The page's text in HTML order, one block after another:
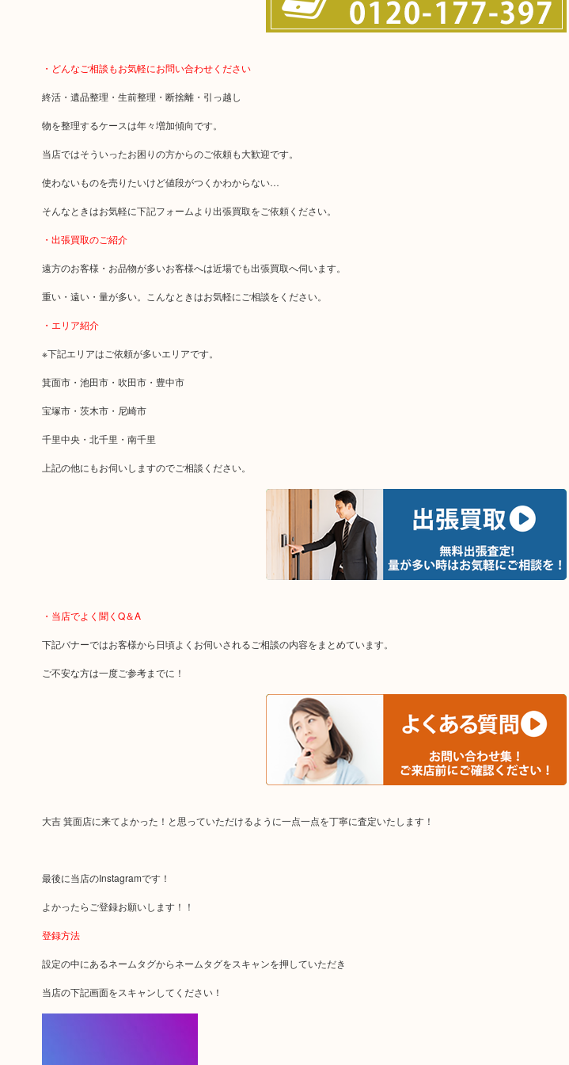
・どんなご相談もお気軽にお問い合わせください
終活・遺品整理・生前整理・断捨離・引っ越し
物を整理するケースは年々増加傾向です。
当店ではそういったお困りの方からのご依頼も大歓迎です。
使わないものを売りたいけど値段がつくかわからない…
そんなときはお気軽に下記フォームより出張買取をご依頼ください。
・出張買取のご紹介
遠方のお客様・お品物が多いお客様へは近場でも出張買取へ伺います。
重い・遠い・量が多い。こんなときはお気軽にご相談をください。
・エリア紹介
※下記エリアはご依頼が多いエリアです。
箕面市・池田市・吹田市・豊中市
宝塚市・茨木市・尼崎市
千里中央・北千里・南千里
上記の他にもお伺いしますのでご相談ください。
・当店でよく聞くQ＆A
下記バナーではお客様から日頃よくお伺いされるご相談の内容をまとめています。
ご不安な方は一度ご参考までに！
大吉 箕面店に来てよかった！と思っていただけるように一点一点を丁寧に査定いたします！
最後に当店のInstagramです！
よかったらご登録お願いします！！
登録方法
設定の中にあるネームタグからネームタグをスキャンを押していただき
当店の下記画面をスキャンしてください！